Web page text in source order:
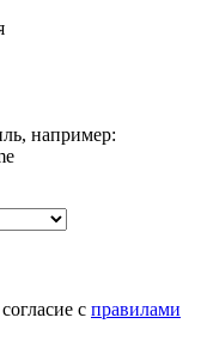
например:
с правилами